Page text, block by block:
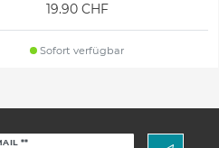
19.90 CHF
Sofort verfügbar
**